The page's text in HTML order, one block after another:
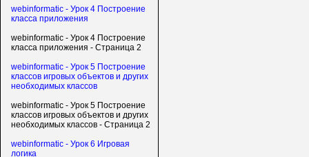
webinformatic - Урок 4 Построение
класса приложения
webinformatic - Урок 4 Построение
класса приложения - Страница 2
webinformatic - Урок 5 Построение
классов игровых объектов и других
необходимых классов
webinformatic - Урок 5 Построение
классов игровых объектов и других
необходимых классов - Страница 2
webinformatic - Урок 6 Игровая
логика